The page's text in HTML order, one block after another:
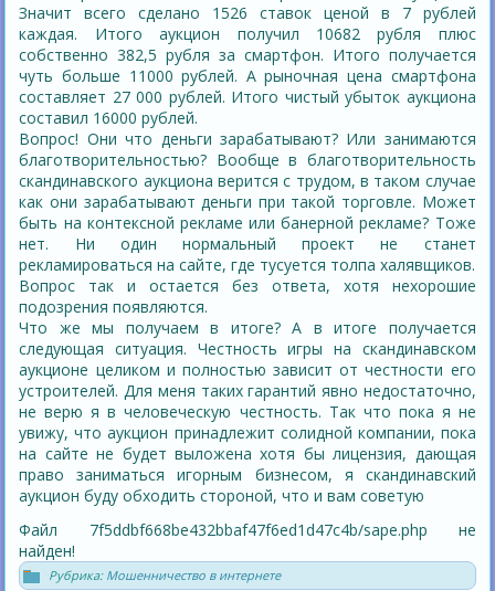
Значит всего сделано 1526 ставок ценой в 7 рублей
каждая. Итого аукцион получил 10682 рубля плюс
собственно 382,5 рубля за смартфон. Итого получается
чуть больше 11000 рублей. А рыночная цена смартфона
составляет 27 000 рублей. Итого чистый убыток аукциона
составил 16000 рублей.
Вопрос! Они что деньги зарабатывают? Или занимаются
благотворительностью? Вообще в благотворительность
скандинавского аукциона верится с трудом, в таком случае
как они зарабатывают деньги при такой торговле. Может
быть на контексной рекламе или банерной рекламе? Тоже
нет. Ни один нормальный проект не станет
рекламироваться на сайте, где тусуется толпа халявщиков.
Вопрос так и остается без ответа, хотя нехорошие
подозрения появляются.
Что же мы получаем в итоге? А в итоге получается
следующая ситуация. Честность игры на скандинавском
аукционе целиком и полностью зависит от честности его
устроителей. Для меня таких гарантий явно недостаточно,
не верю я в человеческую честность. Так что пока я не
увижу, что аукцион принадлежит солидной компании, пока
на сайте не будет выложена хотя бы лицензия, дающая
право заниматься игорным бизнесом, я скандинавский
аукцион буду обходить стороной, что и вам советую
Файл 7f5ddbf668be432bbaf47f6ed1d47c4b/sape.php не
найден!
Рубрика: Мошенничество в интернете